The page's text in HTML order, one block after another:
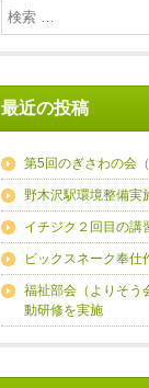
最近の投稿
第5回のぎさわの会
野木沢駅環境整備実
イチジク２回目の講
ビックスネーク奉仕
福祉部会（よりそう
動研修を実施